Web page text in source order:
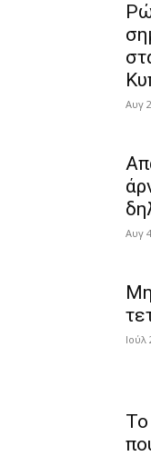
Αυγ
Αυγ
Ιούλ
Το